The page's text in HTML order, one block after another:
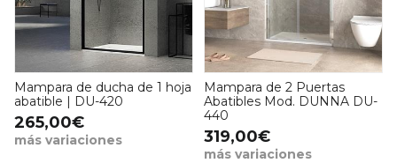
Mampara de ducha de 1 hoja
abatible | DU-420
265,00€
más variaciones
Mampara de 2 Puertas
Abatibles Mod. DUNNA DU-
440
319,00€
más variaciones